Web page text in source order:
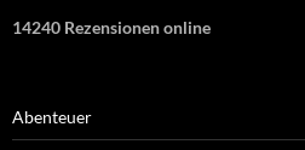
14240 Rezensionen online
Abenteuer